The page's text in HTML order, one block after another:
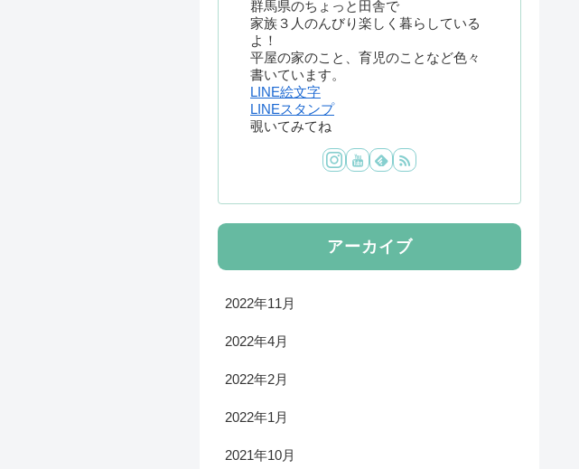
群馬県のちょっと田舎で
家族３人のんびり楽しく暮らしている
よ！
平屋の家のこと、育児のことなど色々
書いています。
LINE絵文字
LINEスタンプ
覗いてみてね
アーカイブ
2022年11月
2022年4月
2022年2月
2022年1月
2021年10月